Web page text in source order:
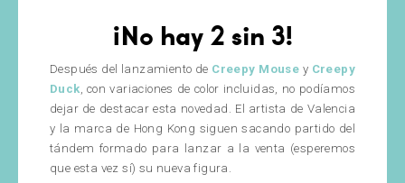
¡No hay 2 sin 3!
Después del lanzamiento de Creepy Mouse y Creepy
Duck , con variaciones de color incluidas, no podíamos
dejar de destacar esta novedad. El artista de Valencia
y la marca de Hong Kong siguen sacando partido del
tándem formado para lanzar a la venta (esperemos
que esta vez sí) su nueva figura.